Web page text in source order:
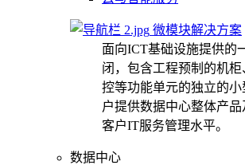
微模块解决方案
面向ICT基础设施提供的
闭，包含工程预制的机
控等功能单元的独立的
户提供数据中心整体产
客户IT服务管理水平。
数据中心